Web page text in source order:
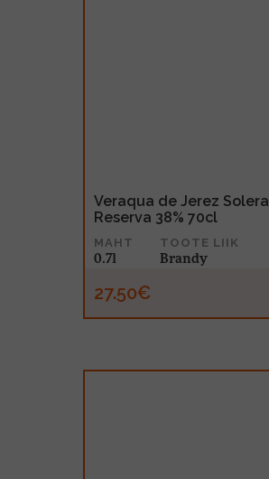
Veraqua de Jerez Solera
Reserva 38% 70cl
MAHT
0.7l
TOOTE LIIK
Brandy
27.50€